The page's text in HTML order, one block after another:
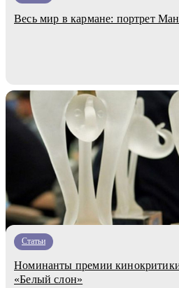
Весь мир в кармане: портрет
Статьи
Номинанты премии
«Белый слон»